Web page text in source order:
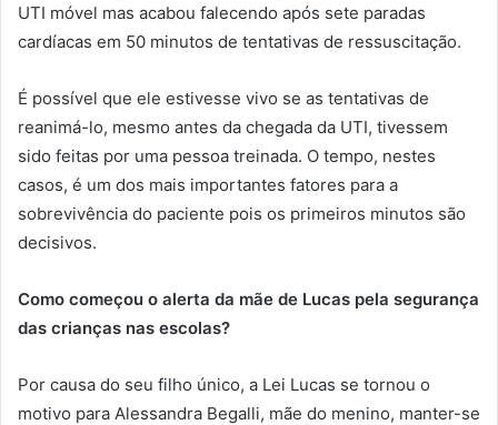
UTI móvel mas acabou falecendo após sete paradas
cardíacas em 50 minutos de tentativas de ressuscitação.
É possível que ele estivesse vivo se as tentativas de
reanimá-lo, mesmo antes da chegada da UTI, tivessem
sido feitas por uma pessoa treinada. O tempo, nestes
casos, é um dos mais importantes fatores para a
sobrevivência do paciente pois os primeiros minutos são
decisivos.
Como começou o alerta da mãe de Lucas pela segurança
das crianças nas escolas?
Por causa do seu filho único, a Lei Lucas se tornou o
motivo para Alessandra Begalli, mãe do menino, manter-se